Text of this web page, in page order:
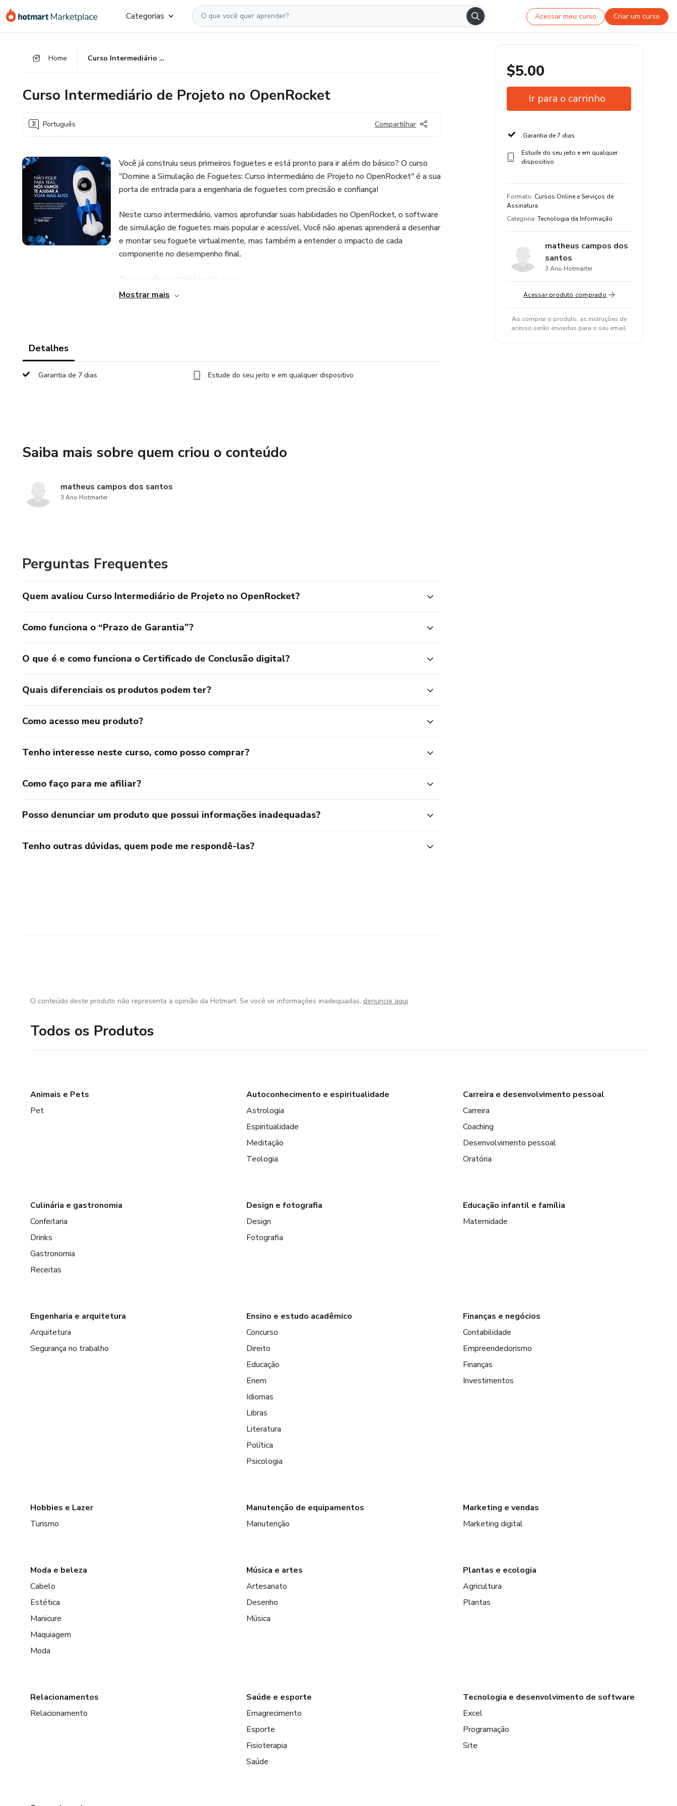
para
para
para
Categorias Acessar meu curso Criar um curso
Home Curso Intermediário de Projeto no OpenRocket
Curso Intermediário de Projeto no OpenRocket
Português Compartilhar
Você já construiu seus primeiros foguetes e está pronto para ir além do básico? O curso
"Domine a Simulação de Foguetes: Curso Intermediário de Projeto no OpenRocket" é a sua
porta de entrada para a engenharia de foguetes com precisão e confiança!
Neste curso intermediário, vamos aprofundar suas habilidades no OpenRocket, o software
de simulação de foguetes mais popular e acessível. Você não apenas aprenderá a desenhar
e montar seu foguete virtualmente, mas também a entender o impacto de cada
componente no desempenho final.
O que você aprenderá neste curso:
como o OpenRocket calcula e visualiza o centro de pressão (CP) e o centro de gravidade
(CG), garantindo voos seguros e retos.
Simulação de Voo Detalhada: Interprete os gráficos de simulação de voo do OpenRocket,
e descida.
estabilidade antes mesmo de construir seu foguete físico, economizando tempo e
materiais.
Preparação para o Lançamento: Use os dados do OpenRocket para planejar seus
lançamentos, considerando as condições meteorológicas e o local de lançamento.
Mostrar mais
Detalhes
Garantia de 7 dias Estude do seu jeito e em qualquer dispositivo
Saiba mais sobre quem criou o conteúdo
matheus campos dos santos
3 Ano Hotmarter
Perguntas Frequentes
Quem avaliou Curso Intermediário de Projeto no OpenRocket?
Como funciona o “Prazo de Garantia”?
O que é e como funciona o Certificado de Conclusão digital?
Quais diferenciais os produtos podem ter?
Como acesso meu produto?
Tenho interesse neste curso, como posso comprar?
Como faço para me afiliar?
Posso denunciar um produto que possui informações inadequadas?
Tenho outras dúvidas, quem pode me respondê-las?
$5.00
Ir para o carrinho
Garantia de 7 dias
Estude do seu jeito e em qualquer
dispositivo
Formato: Cursos Online e Serviços de
Assinatura
Categoria: Tecnologia da Informação
matheus campos dos
santos
3 Ano Hotmarter
Acessar produto comprado
Ao comprar o produto, as instruções de
acesso serão enviadas para o seu email.
O conteúdo deste produto não representa a opinião da Hotmart. Se você vir informações inadequadas, denuncie aqui
Todos os Produtos
Animais e Pets
Pet
Autoconhecimento e espiritualidade
Astrologia
Espiritualidade
Meditação
Teologia
Carreira e desenvolvimento pessoal
Carreira
Coaching
Desenvolvimento pessoal
Oratória
Culinária e gastronomia
Confeitaria
Drinks
Gastronomia
Receitas
Design e fotografia
Design
Fotografia
Educação infantil e família
Maternidade
Engenharia e arquitetura
Arquitetura
Segurança no trabalho
Ensino e estudo acadêmico
Concurso
Direito
Educação
Enem
Idiomas
Libras
Literatura
Política
Psicologia
Finanças e negócios
Contabilidade
Empreendedorismo
Finanças
Investimentos
Hobbies e Lazer
Turismo
Manutenção de equipamentos
Manutenção
Marketing e vendas
Marketing digital
Moda e beleza
Cabelo
Estética
Manicure
Maquiagem
Moda
Música e artes
Artesanato
Desenho
Música
Plantas e ecologia
Agricultura
Plantas
Relacionamentos
Relacionamento
Saúde e esporte
Emagrecimento
Esporte
Fisioterapia
Saúde
Tecnologia e desenvolvimento de software
Excel
Programação
Site